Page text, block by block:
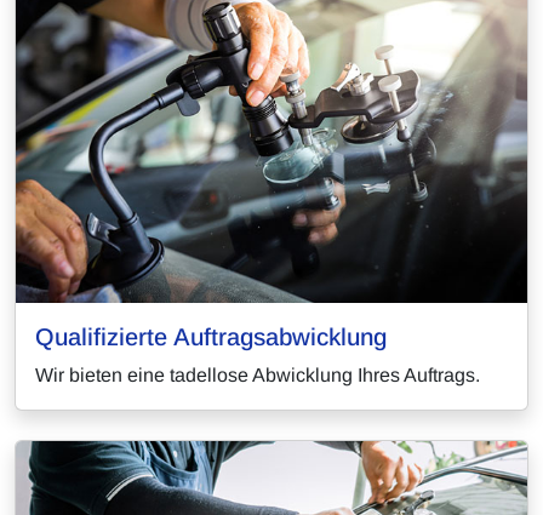
Qualifizierte Auftragsabwicklung
Wir bieten eine tadellose Abwicklung Ihres Auftrags.